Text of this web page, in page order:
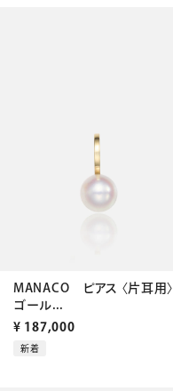
MANACO ピアス 〈片耳用〉
ゴール...
¥ 187,000
新着